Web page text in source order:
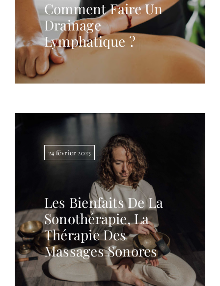
Comment Faire Un
Drainage
Lymphatique ?
24 février 2023
Les Bienfaits De La
Sonothérapie, La
Thérapie Des
Massages Sonores